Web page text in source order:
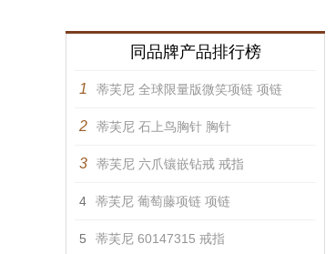
同品牌产品排行榜
1 蒂芙尼 全球限量版微笑项链 项链
2 蒂芙尼 石上鸟胸针 胸针
3 蒂芙尼 六爪镶嵌钻戒 戒指
4 蒂芙尼 葡萄藤项链 项链
5 蒂芙尼 60147315 戒指